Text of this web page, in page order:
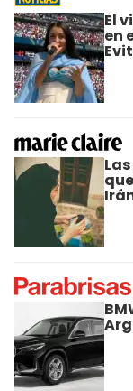
El
en